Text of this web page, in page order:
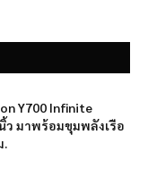
Y700 Infinite
ว มาพร้อมขุมพลังเรือ
.